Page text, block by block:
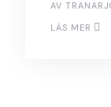
AV
LÄS MER